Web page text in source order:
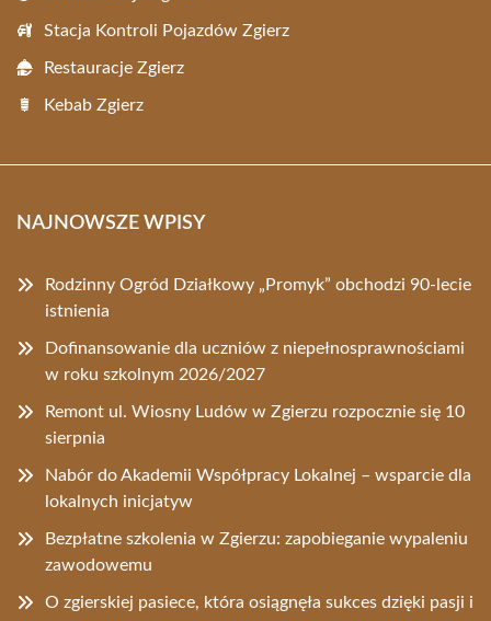
Stacja Kontroli Pojazdów Zgierz
Restauracje Zgierz
Kebab Zgierz
NAJNOWSZE WPISY
Rodzinny Ogród Działkowy „Promyk” obchodzi 90-lecie
istnienia
Dofinansowanie dla uczniów z niepełnosprawnościami
w roku szkolnym 2026/2027
Remont ul. Wiosny Ludów w Zgierzu rozpocznie się 10
sierpnia
Nabór do Akademii Współpracy Lokalnej – wsparcie dla
lokalnych inicjatyw
Bezpłatne szkolenia w Zgierzu: zapobieganie wypaleniu
zawodowemu
O zgierskiej pasiece, która osiągnęła sukces dzięki pasji i